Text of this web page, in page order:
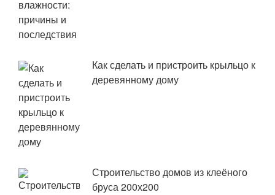
Как сделать и пристроить крыльцо к
деревянному дому
Строительство домов из клеёного
бруса 200х200